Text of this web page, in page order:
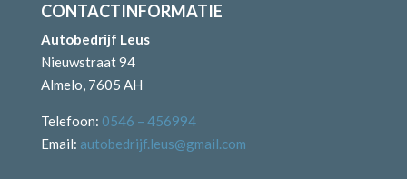
CONTACTINFORMATIE
Autobedrijf Leus
Nieuwstraat 94
Almelo, 7605 AH
Telefoon: 0546 – 456994
Email: autobedrijf.leus@gmail.com